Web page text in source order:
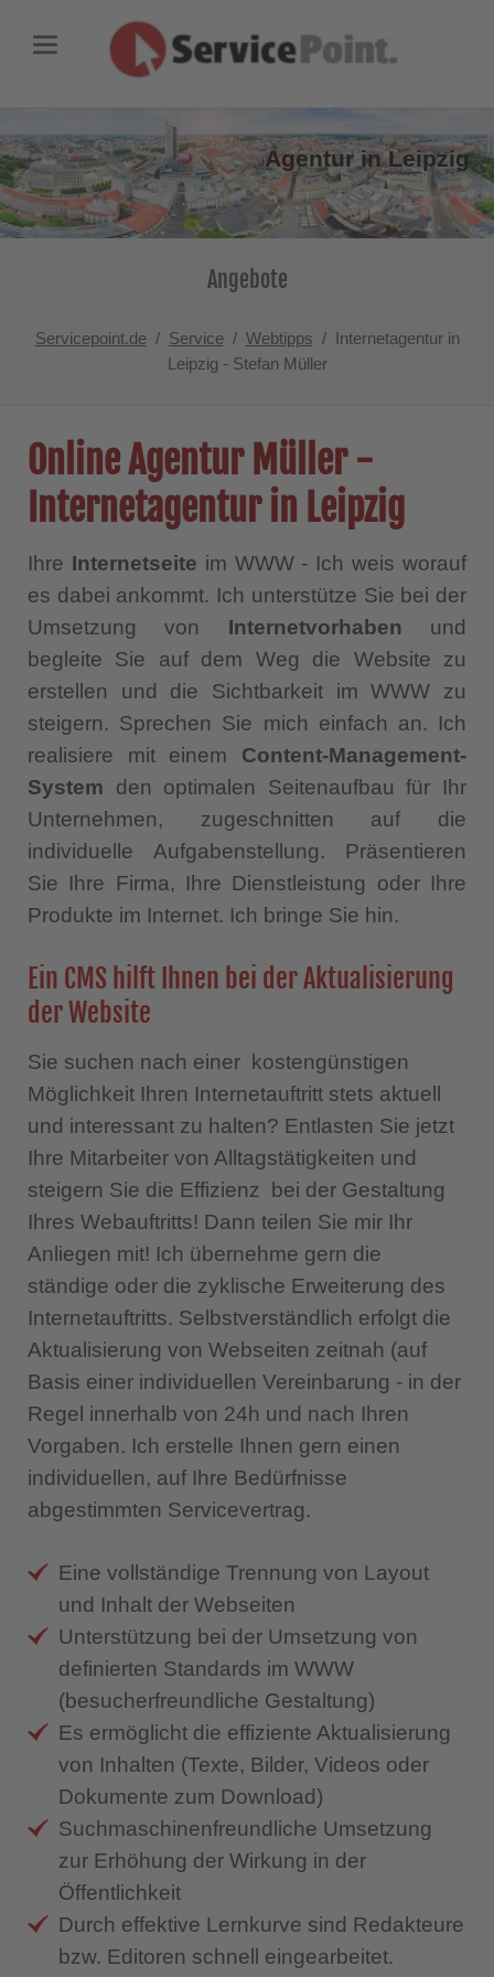
Agentur in Leipzig
Angebote
Servicepoint.de Service Webtipps
Internetagentur in
Leipzig - Stefan Müller
Online Agentur Müller -
Internetagentur in Leipzig
Ihre Internetseite im WWW - Ich weis worauf
es dabei ankommt. Ich unterstütze Sie bei der
Umsetzung von Internetvorhaben und
begleite Sie auf dem Weg die Website zu
erstellen und die Sichtbarkeit im WWW zu
steigern. Sprechen Sie mich einfach an. Ich
realisiere mit einem Content-Management-
System den optimalen Seitenaufbau für Ihr
Unternehmen, zugeschnitten auf die
individuelle Aufgabenstellung. Präsentieren
Sie Ihre Firma, Ihre Dienstleistung oder Ihre
Produkte im Internet. Ich bringe Sie hin.
Ein CMS hilft Ihnen bei der Aktualisierung
der Website
Sie suchen nach einer kostengünstigen
Möglichkeit Ihren Internetauftritt stets aktuell
und interessant zu halten? Entlasten Sie jetzt
Ihre Mitarbeiter von Alltagstätigkeiten und
steigern Sie die Effizienz bei der Gestaltung
Ihres Webauftritts! Dann teilen Sie mir Ihr
Anliegen mit! Ich übernehme gern die
ständige oder die zyklische Erweiterung des
Internetauftritts. Selbstverständlich erfolgt die
Aktualisierung von Webseiten zeitnah (auf
Basis einer individuellen Vereinbarung - in der
Regel innerhalb von 24h und nach Ihren
Vorgaben. Ich erstelle Ihnen gern einen
individuellen, auf Ihre Bedürfnisse
abgestimmten Servicevertrag.
Eine vollständige Trennung von Layout
und Inhalt der Webseiten
Unterstützung bei der Umsetzung von
definierten Standards im WWW
(besucherfreundliche Gestaltung)
Es ermöglicht die effiziente Aktualisierung
von Inhalten (Texte, Bilder, Videos oder
Dokumente zum Download)
Suchmaschinenfreundliche Umsetzung
zur Erhöhung der Wirkung in der
Öffentlichkeit
Durch effektive Lernkurve sind Redakteure
bzw. Editoren schnell eingearbeitet.